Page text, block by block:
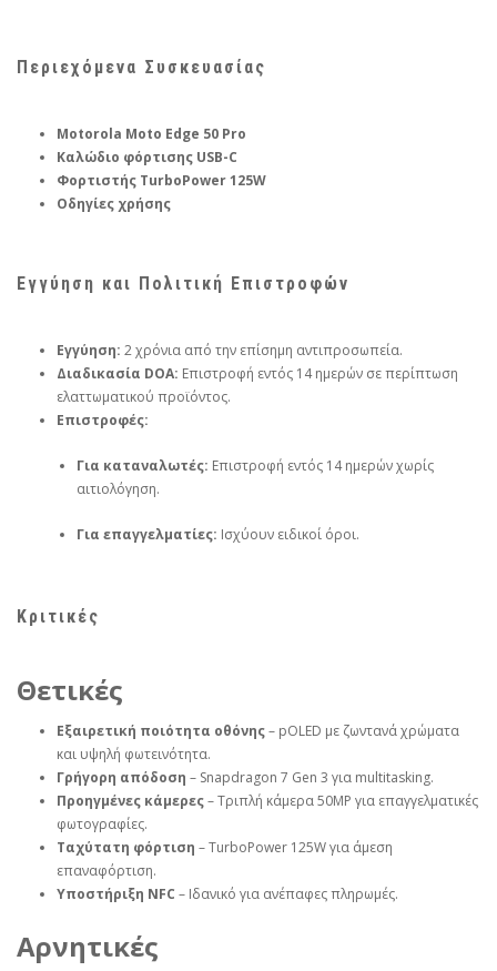
Περιεχόμενα Συσκευασίας
Motorola Moto Edge 50 Pro
Καλώδιο φόρτισης USB-C
Φορτιστής TurboPower 125W
Οδηγίες χρήσης
Εγγύηση και Πολιτική Επιστροφών
Εγγύηση: 2 χρόνια από την επίσημη αντιπροσωπεία.
Διαδικασία DOA: Επιστροφή εντός 14 ημερών σε περίπτωση
ελαττωματικού προϊόντος.
Επιστροφές:
Για καταναλωτές: Επιστροφή εντός 14 ημερών χωρίς
αιτιολόγηση.
Για επαγγελματίες: Ισχύουν ειδικοί όροι.
Κριτικές
Θετικές
Εξαιρετική ποιότητα οθόνης– pOLED με ζωντανά χρώματα
και υψηλή φωτεινότητα.
Γρήγορη απόδοση – Snapdragon 7 Gen 3 για multitasking.
Προηγμένες κάμερες– Τριπλή κάμερα 50MP για επαγγελματικές
φωτογραφίες.
Ταχύτατη φόρτιση – TurboPower 125W για άμεση
επαναφόρτιση.
Υποστήριξη NFC – Ιδανικό για ανέπαφες πληρωμές.
Αρνητικές